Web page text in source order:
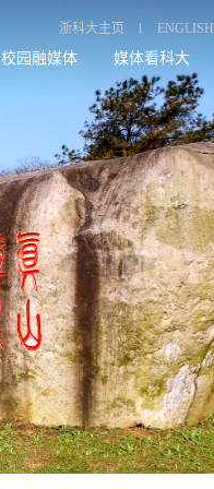
浙科大主页 ENGLISH
校园融媒体 媒体看科大